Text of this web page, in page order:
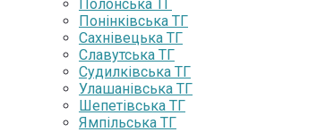
Полонська ТГ
Понінківська ТГ
Сахнівецька ТГ
Славутська ТГ
Судилківська ТГ
Улашанівська ТГ
Шепетівська ТГ
Ямпільська ТГ